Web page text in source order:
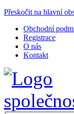
Přeskočit na hlavní
Obchodní
Registrace
O nás
Kontakt